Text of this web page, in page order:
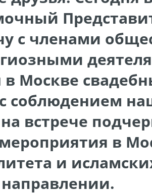
с членами
Москве
соблюдением
встрече
в
и